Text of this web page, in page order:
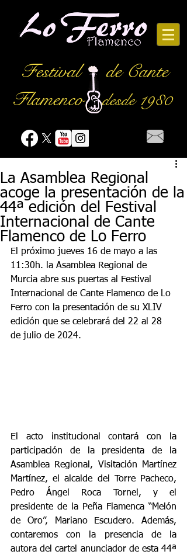
Festival
de Cante
Flamencodesde 1980
La Asamblea Regional
acoge la presentación de la
44ª edición del Festival
Internacional de Cante
Flamenco de Lo Ferro
El próximo jueves 16 de mayo a las
11:30h. la Asamblea Regional de
Murcia abre sus puertas al Festival
Internacional de Cante Flamenco de Lo
Ferro con la presentación de su XLIV
edición que se celebrará del 22 al 28
de julio de 2024.
El acto institucional contará con la
participación de la presidenta de la
Asamblea Regional, Visitación Martínez
Martínez, el alcalde del Torre Pacheco,
Pedro Ángel Roca Tornel, y el
presidente de la Peña Flamenca “Melón
de Oro”, Mariano Escudero. Además,
contaremos con la presencia de la
autora del cartel anunciador de esta 44ª